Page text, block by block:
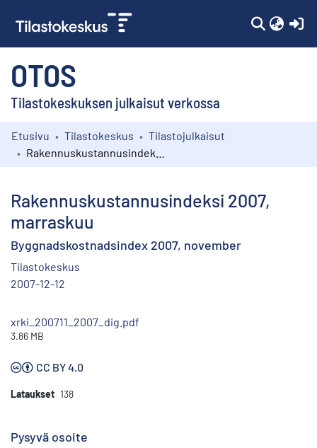
OTOS
Tilastokeskuksen julkaisut verkossa
Kokoelmat
Etusivu Tilastokeskus
Tilastojulkaisut
Rakennuskustannusindeksi 2007,
marraskuu
Byggnadskostnadsindex 2007, november
Tilastokeskus
2007-12-12
xrki_200711_2007_dig.pdf
3.86 MB
CC BY 4.0
Lataukset 138
Pysyvä osoite